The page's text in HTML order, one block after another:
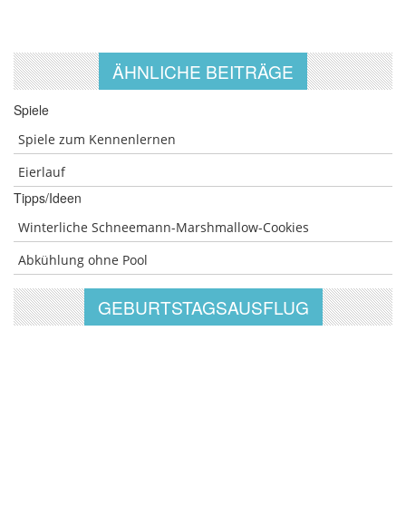
ÄHNLICHE BEITRÄGE
Spiele
Spiele zum Kennenlernen
Eierlauf
Tipps/Ideen
Winterliche Schneemann-Marshmallow-Cookies
Abkühlung ohne Pool
GEBURTSTAGSAUSFLUG